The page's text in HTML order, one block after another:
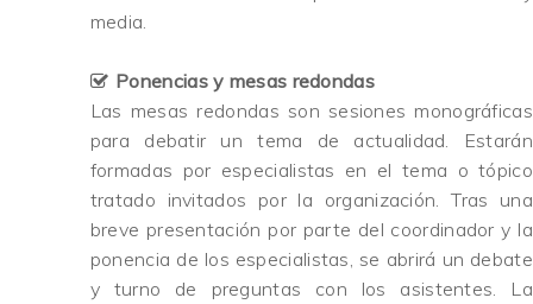
media.
Ponencias y mesas redondas
Las mesas redondas son sesiones monográficas
para debatir un tema de actualidad. Estarán
formadas por especialistas en el tema o tópico
tratado invitados por la organización. Tras una
breve presentación por parte del coordinador y la
ponencia de los especialistas, se abrirá un debate
y turno de preguntas con los asistentes. La